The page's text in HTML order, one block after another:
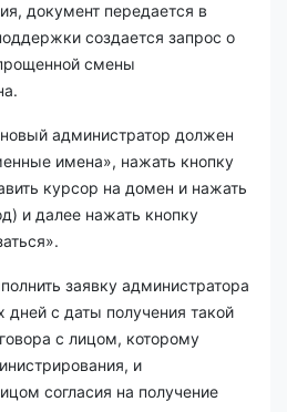
документ передается в
создается запрос о
смены
администратор должен
имена», нажать кнопку
курсор на домен и нажать
и далее нажать кнопку
заявку администратора
дней с даты получения такой
с лицом, которому
и
согласия на получение